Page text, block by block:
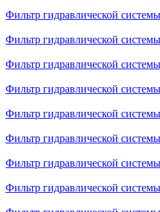
Фильтр гидравлической
Фильтр гидравлической
Фильтр гидравлической
Фильтр гидравлической
Фильтр гидравлической
Фильтр гидравлической
Фильтр гидравлической
Фильтр гидравлической